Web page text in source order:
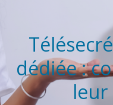
dédiée :
leur